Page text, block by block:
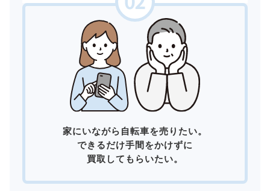
家にいながら自転車を売りたい。
できるだけ手間をかけずに
買取してもらいたい。